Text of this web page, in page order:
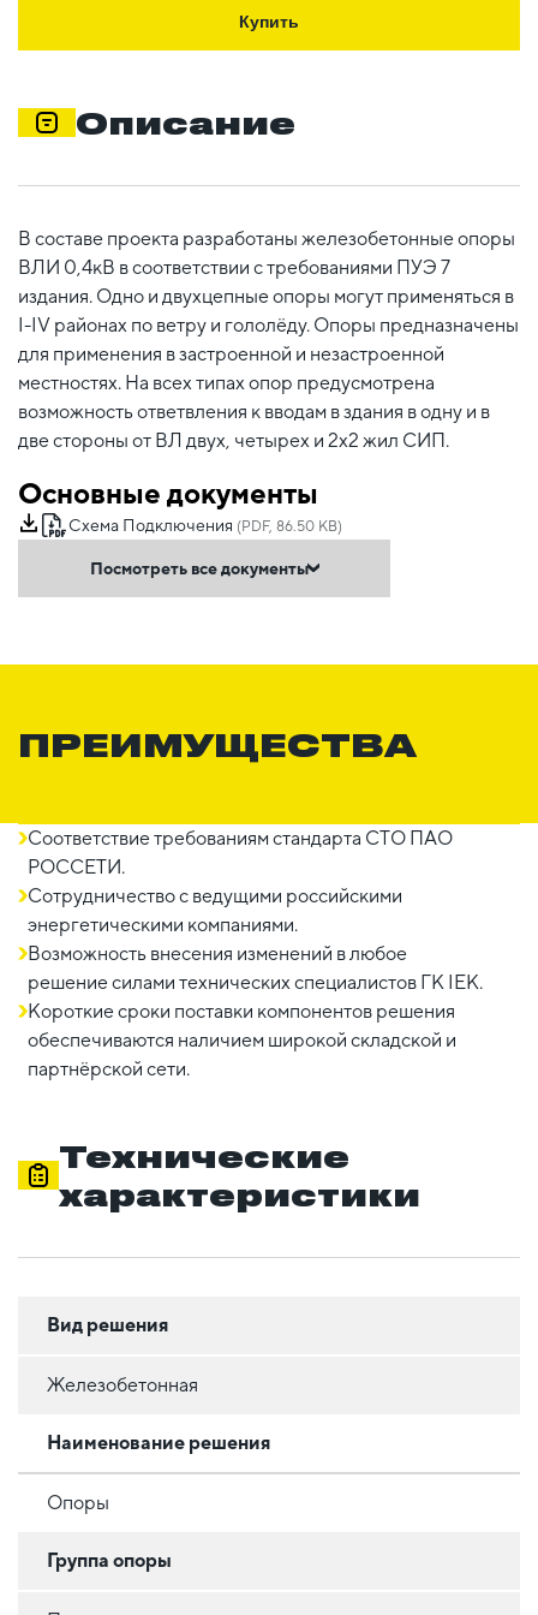
Купить
Описание
В составе проекта разработаны железобетонные опоры
ВЛИ 0,4кВ в соответствии с требованиями ПУЭ 7
издания. Одно и двухцепные опоры могут применяться в
I-IV районах по ветру и гололёду. Опоры предназначены
для применения в застроенной и незастроенной
местностях. На всех типах опор предусмотрена
возможность ответвления к вводам в здания в одну и в
две стороны от ВЛ двух, четырех и 2х2 жил СИП.
Основные документы
Схема Подключения (PDF, 86.50 KB)
Посмотреть все документы
ПРЕИМУЩЕСТВА
Соответствие требованиям стандарта СТО ПАО
РОССЕТИ.
Сотрудничество с ведущими российскими
энергетическими компаниями.
Возможность внесения изменений в любое
решение силами технических специалистов ГК IEK.
Короткие сроки поставки компонентов решения
обеспечиваются наличием широкой складской и
партнёрской сети.
Технические
характеристики
Вид решения
Железобетонная
Наименование решения
Опоры
Группа опоры